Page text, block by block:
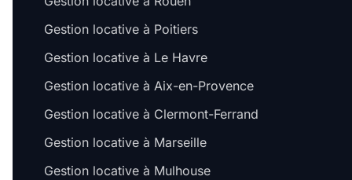
Gestion locative à Poitiers
Gestion locative à Le Havre
Gestion locative à Aix-en-Provence
Gestion locative à Clermont-Ferrand
Gestion locative à Marseille
Gestion locative à Mulhouse